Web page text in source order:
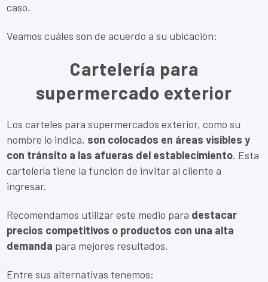
caso.
Veamos cuáles son de acuerdo a su ubicación:
Cartelería para
supermercado exterior
Los carteles para supermercados exterior, como su
nombre lo indica, son colocados en áreas visibles y
con tránsito a las afueras del establecimiento. Esta
cartelería tiene la función de invitar al cliente a
ingresar.
Recomendamos utilizar este medio para destacar
precios competitivos o productos con una alta
demanda para mejores resultados.
Entre sus alternativas tenemos: